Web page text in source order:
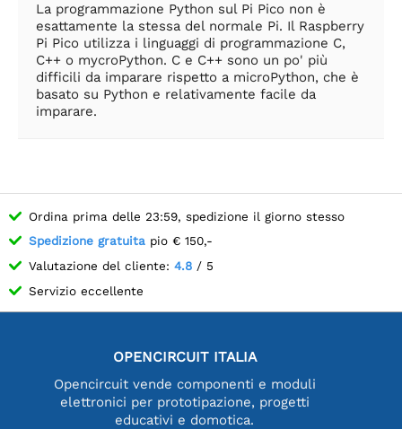
La programmazione Python sul Pi Pico non è
esattamente la stessa del normale Pi. Il Raspberry
Pi Pico utilizza i linguaggi di programmazione C,
C++ o mycroPython. C e C++ sono un po' più
difficili da imparare rispetto a microPython, che è
basato su Python e relativamente facile da
imparare.
Ordina prima delle 23:59, spedizione il giorno stesso
Spedizione gratuita pio € 150,-
Valutazione del cliente: 4.8 / 5
Servizio eccellente
OPENCIRCUIT ITALIA
Opencircuit vende componenti e moduli
elettronici per prototipazione, progetti
educativi e domotica.